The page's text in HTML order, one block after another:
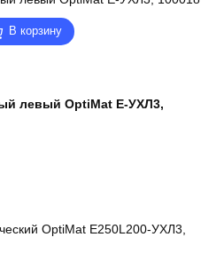
В корзину
левый OptiMat E-УХЛ3,